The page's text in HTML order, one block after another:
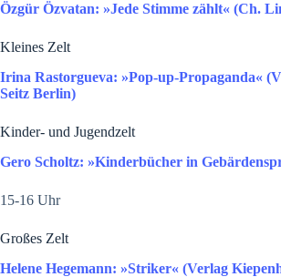
Özgür Özvatan: »Jede Stimme zählt« (Ch.
Kleines Zelt
Irina Rastorgueva: »Pop-up-Propaganda«
Seitz Berlin)
Kinder- und Jugendzelt
Gero Scholtz: »Kinderbücher in
15-16 Uhr
Großes Zelt
Helene Hegemann: »Striker« (Verlag